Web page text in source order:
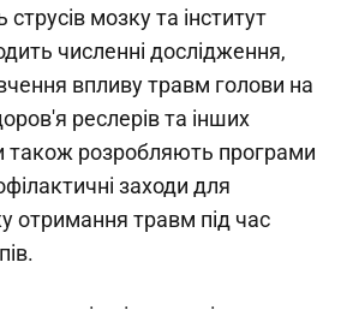
мозку та інститут
численні дослідження,
впливу травм голови на
реслерів та інших
також розробляють програми
заходи для
отримання травм під час